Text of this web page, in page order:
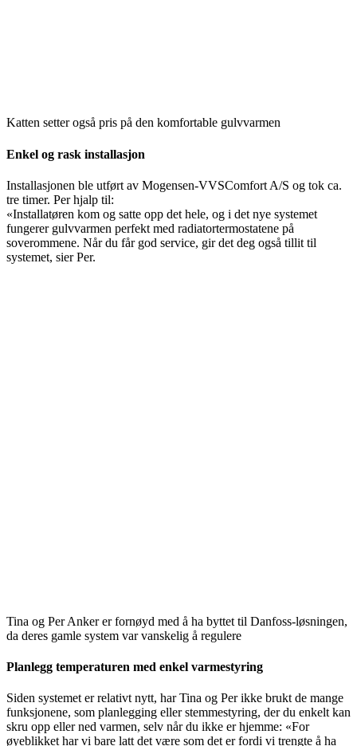
Katten setter også pris på den komfortable gulvvarmen
Enkel og rask installasjon
Installasjonen ble utført av Mogensen-VVSComfort A/S og tok ca.
tre timer. Per hjalp til:
«Installatøren kom og satte opp det hele, og i det nye systemet
fungerer gulvvarmen perfekt med radiatortermostatene på
soverommene. Når du får god service, gir det deg også tillit til
systemet, sier Per.
Tina og Per Anker er fornøyd med å ha byttet til Danfoss-løsningen,
da deres gamle system var vanskelig å regulere
Planlegg temperaturen med enkel varmestyring
Siden systemet er relativt nytt, har Tina og Per ikke brukt de mange
funksjonene, som planlegging eller stemmestyring, der du enkelt kan
skru opp eller ned varmen, selv når du ikke er hjemme: «For
øyeblikket har vi bare latt det være som det er fordi vi trengte å ha